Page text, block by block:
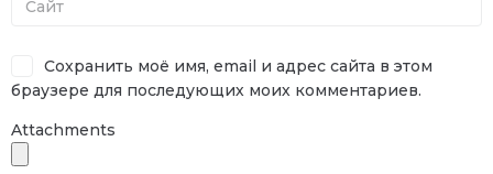
Сохранить моё имя, email и адрес сайта в этом
браузере для последующих моих комментариев.
Attachments